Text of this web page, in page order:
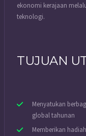
ekonomi kerajaan
teknologi.
TUJUAN
Menyatukan
global tahunan
Memberikan